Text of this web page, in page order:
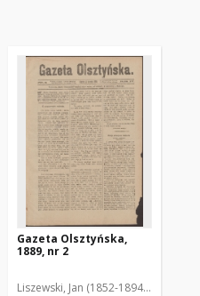
Gazeta Olsztyńska,
1889, nr 2
Liszewski, Jan (1852-1894). Red.